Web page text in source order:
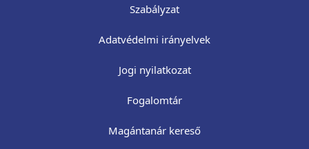
Szabályzat
Adatvédelmi irányelvek
Jogi nyilatkozat
Fogalomtár
Magántanár kereső